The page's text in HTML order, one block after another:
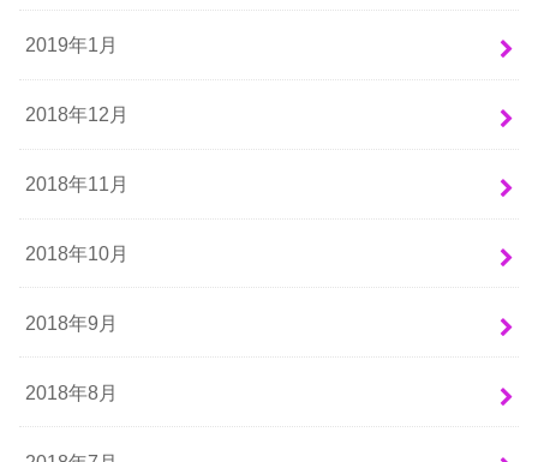
2019年1月
2018年12月
2018年11月
2018年10月
2018年9月
2018年8月